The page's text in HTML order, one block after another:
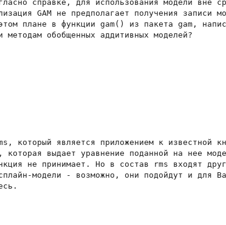
справке, для использования модели вне
GAM не предполагает получения записи
плане в функции gam() из пакета gam,
методам обобщенных аддитивных моделей?
который является приложением к известной
выдает уравнение поданной на нее
не принимает. Но в состав rms входят
модели - возможно, они подойдут и для